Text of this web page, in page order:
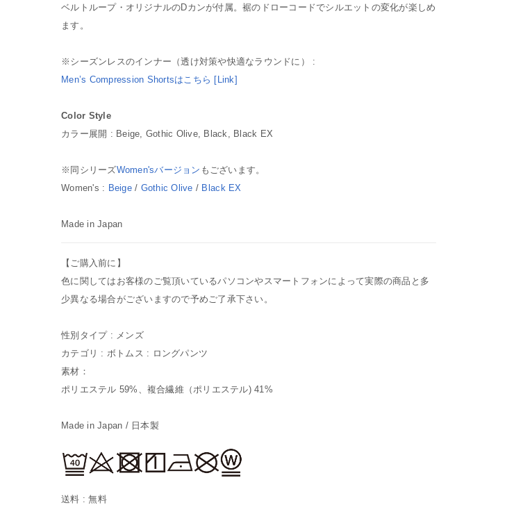
ベルトループ・オリジナルのDカンが付属。裾のドローコードでシルエットの変化が楽しめ
ます。
※シーズンレスのインナー（透け対策や快適なラウンドに） :
Men’s Compression Shortsはこちら [Link]
Color Style
カラー展開 : Beige, Gothic Olive, Black, Black EX
※同シリーズWomen'sバージョン もございます。
Women's : Beige/ Gothic Olive / Black EX
Made in Japan
【ご購入前に】
色に関してはお客様のご覧頂いているパソコンやスマートフォンによって実際の商品と多
少異なる場合がございますので予めご了承下さい。
性別タイプ : メンズ
カテゴリ : ボトムス : ロングパンツ
素材：
ポリエステル 59%、複合繊維（ポリエステル) 41%
Made in Japan / 日本製
送料 : 無料